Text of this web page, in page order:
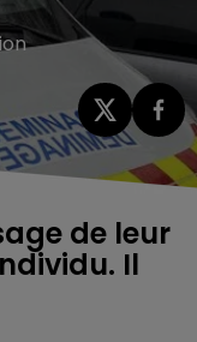
de leur
Il